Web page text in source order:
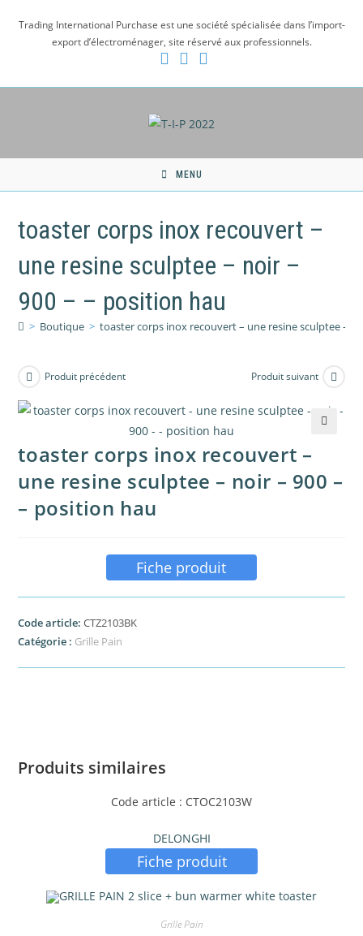
Trading International Purchase est une société spécialisée dans l’import-
export d’électroménager, site réservé aux professionnels.
MENU
toaster corps inox recouvert –
une resine sculptee – noir –
900 – – position hau
> Boutique > toaster corps inox recouvert – une resine sculptee –
Produit précédent Produit suivant
toaster corps inox recouvert –
une resine sculptee – noir – 900 –
– position hau
Fiche produit
Code article:CTZ2103BK
Catégorie : Grille Pain
Produits similaires
Code article : CTOC2103W
DELONGHI
Fiche produit
Grille Pain